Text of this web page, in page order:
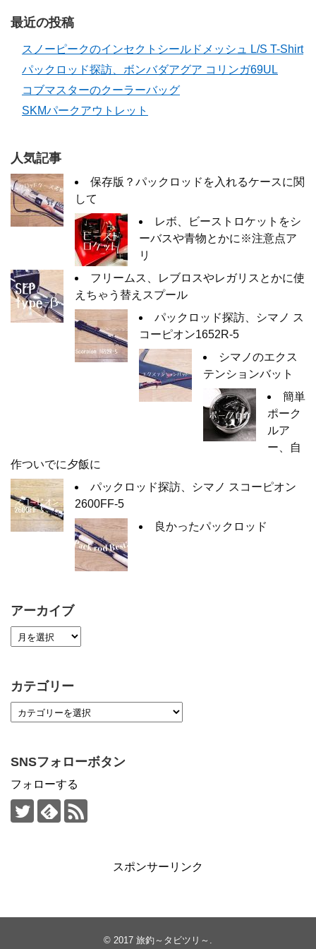
最近の投稿
スノーピークのインセクトシールドメッシュ L/S T-Shirt
パックロッド探訪、ボンバダアグア コリンガ69UL
コブマスターのクーラーバッグ
SKMパークアウトレット
人気記事
保存版？パックロッドを入れるケースに関
して
レボ、ビーストロケットをシ
ーバスや青物とかに※注意点ア
リ
フリームス、レブロスやレガリスとかに使
えちゃう替えスプール
パックロッド探訪、シマノ ス
コーピオン1652R-5
シマノのエクス
テンションバット
簡単
ポーク
ルア
ー、自
作ついでに夕飯に
パックロッド探訪、シマノ スコーピオン
2600FF-5
良かったパックロッド
アーカイブ
カテゴリー
SNSフォローボタン
フォローする
スポンサーリンク
© 2017 旅釣～タビツリ～